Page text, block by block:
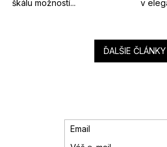
škálu možností... v
ĎALŠIE ČLÁNKY
Email